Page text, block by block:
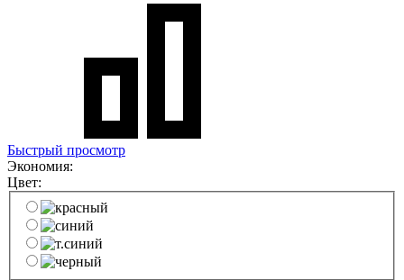
Быстрый просмотр
Экономия:
Цвет: